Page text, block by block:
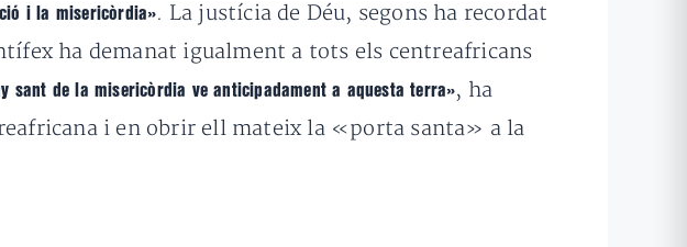
i la misericòrdia». La justícia de Déu, segons ha recordat
ha demanat igualment a tots els centreafricans
sant de la misericòrdia ve anticipadament a aquesta terra», ha
i en obrir ell mateix la «porta santa» a la